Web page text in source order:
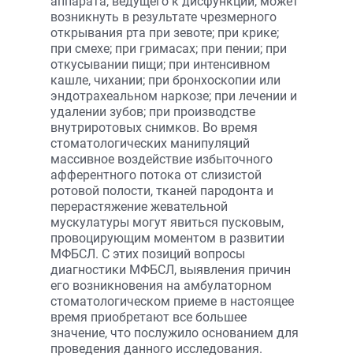
возникнуть в результате чрезмерного
открывания рта при зевоте; при крике;
при смехе; при гримасах; при пении; при
откусывании пищи; при интенсивном
кашле, чихании; при бронхоскопии или
эндотрахеальном наркозе; при лечении и
удалении зубов; при производстве
внутриротовых снимков. Во время
стоматологических манипуляций
массивное воздействие избыточного
афферентного потока от слизистой
ротовой полости, тканей пародонта и
перерастяжение жевательной
мускулатуры могут явиться пусковым,
провоцирующим моментом в развитии
МФБСЛ. С этих позиций вопросы
диагностики МФБСЛ, выявления причин
его возникновения на амбулаторном
стоматологическом приеме в настоящее
время приобретают все большее
значение, что послужило основанием для
проведения данного исследования.